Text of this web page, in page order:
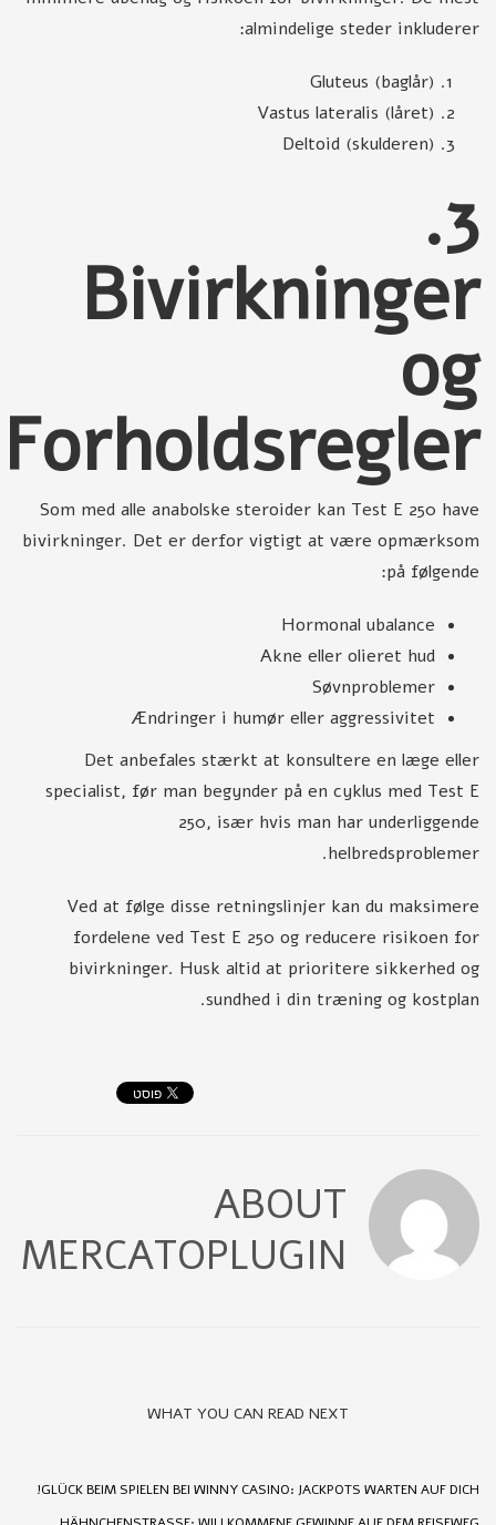
almindelige steder inkluderer:
Gluteus (baglår)
Vastus lateralis (låret)
Deltoid (skulderen)
3.
Bivirkninger
og
Forholdsregler
Som med alle anabolske steroider kan Test E 250 have
bivirkninger. Det er derfor vigtigt at være opmærksom
på følgende:
Hormonal ubalance
Akne eller olieret hud
Søvnproblemer
Ændringer i humør eller aggressivitet
Det anbefales stærkt at konsultere en læge eller
specialist, før man begynder på en cyklus med Test E
250, især hvis man har underliggende
helbredsproblemer.
Ved at følge disse retningslinjer kan du maksimere
fordelene ved Test E 250 og reducere risikoen for
bivirkninger. Husk altid at prioritere sikkerhed og
sundhed i din træning og kostplan.
ABOUT
MERCATOPLUGIN
WHAT YOU CAN READ NEXT
GLÜCK BEIM SPIELEN BEI WINNY CASINO: JACKPOTS WARTEN AUF DICH!